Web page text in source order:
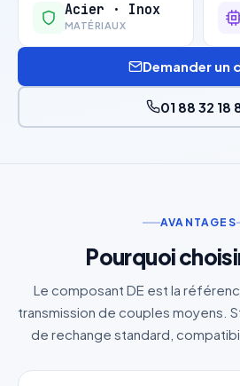
Acier · Inox
MATÉRIAUX
Demander un
01 88 32 18
AVANTAGES
Pourquoi
Le composant DE est la
transmission de couples moyens.
de rechange standard,